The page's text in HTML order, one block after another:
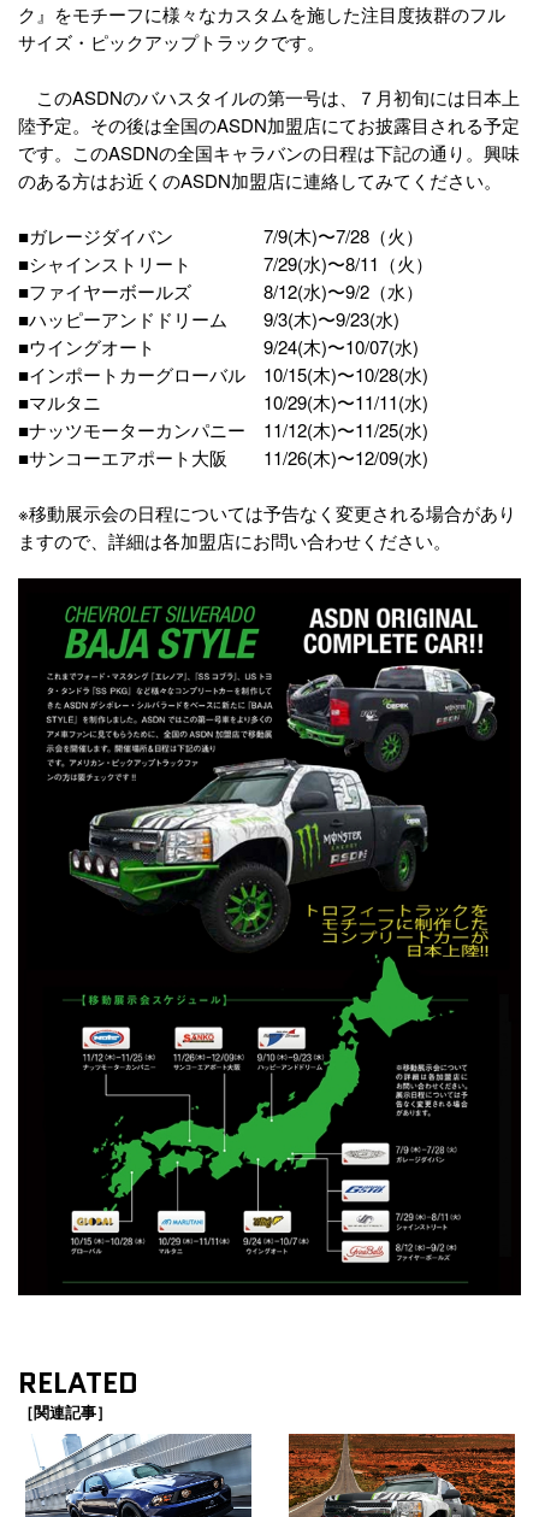
ク』をモチーフに様々なカスタムを施した注目度抜群のフル
サイズ・ピックアップトラックです。
このASDNのバハスタイルの第一号は、７月初旬には日本上
陸予定。その後は全国のASDN加盟店にてお披露目される予定
です。このASDNの全国キャラバンの日程は下記の通り。興味
のある方はお近くのASDN加盟店に連絡してみてください。
■ガレージダイバン 7/9(木)〜7/28（火）
■シャインストリート 7/29(水)〜8/11（火）
■ファイヤーボールズ 8/12(水)〜9/2（水）
■ハッピーアンドドリーム 9/3(木)〜9/23(水)
■ウイングオート 9/24(木)〜10/07(水)
■インポートカーグローバル 10/15(木)〜10/28(水)
■マルタニ 10/29(木)〜11/11(水)
■ナッツモーターカンパニー 11/12(木)〜11/25(水)
■サンコーエアポート大阪 11/26(木)〜12/09(水)
※移動展示会の日程については予告なく変更される場合があり
ますので、詳細は各加盟店にお問い合わせください。
RELATED
［関連記事］